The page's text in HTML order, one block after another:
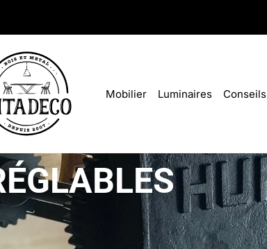
Mobilier Luminaires Conseils